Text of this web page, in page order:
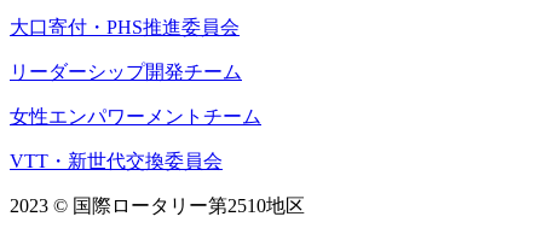
大口寄付・PHS推進委員会
リーダーシップ開発チーム
女性エンパワーメントチーム
VTT・新世代交換委員会
2023 © 国際ロータリー第2510地区